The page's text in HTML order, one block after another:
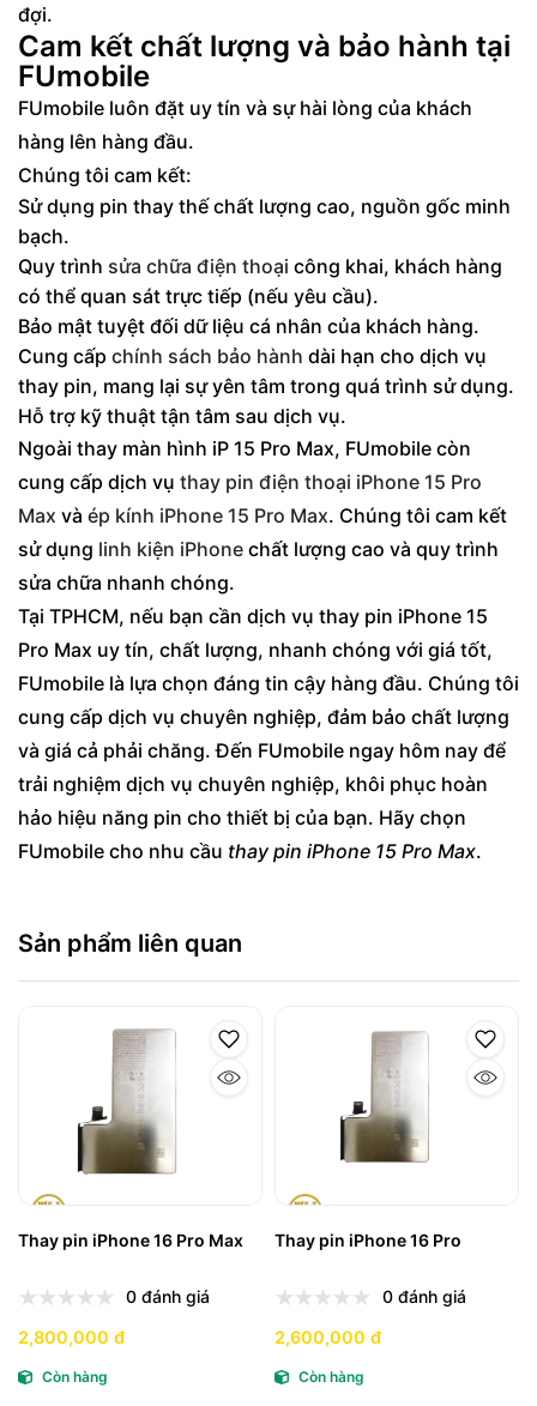
đợi.
Cam kết chất lượng và bảo hành tại
FUmobile
FUmobile luôn đặt uy tín và sự hài lòng của khách
hàng lên hàng đầu.
Chúng tôi cam kết:
Sử dụng pin thay thế chất lượng cao, nguồn gốc minh
bạch.
Quy trình sửa chữa điện thoại công khai, khách hàng
có thể quan sát trực tiếp (nếu yêu cầu).
Bảo mật tuyệt đối dữ liệu cá nhân của khách hàng.
Cung cấp chính sách bảo hành dài hạn cho dịch vụ
thay pin, mang lại sự yên tâm trong quá trình sử dụng.
Hỗ trợ kỹ thuật tận tâm sau dịch vụ.
Ngoài thay màn hình iP 15 Pro Max, FUmobile còn
cung cấp dịch vụ thay pin điện thoại iPhone 15 Pro
Max và ép kính iPhone 15 Pro Max. Chúng tôi cam kết
sử dụng linh kiện iPhone chất lượng cao và quy trình
sửa chữa nhanh chóng.
Tại TPHCM, nếu bạn cần dịch vụ thay pin iPhone 15
Pro Max uy tín, chất lượng, nhanh chóng với giá tốt,
FUmobile là lựa chọn đáng tin cậy hàng đầu. Chúng tôi
cung cấp dịch vụ chuyên nghiệp, đảm bảo chất lượng
và giá cả phải chăng. Đến FUmobile ngay hôm nay để
trải nghiệm dịch vụ chuyên nghiệp, khôi phục hoàn
hảo hiệu năng pin cho thiết bị của bạn. Hãy chọn
FUmobile cho nhu cầu thay pin iPhone 15 Pro Max.
Sản phẩm liên quan
Thay pin iPhone 16 Pro Max
0 đánh giá
2,800,000 đ
Còn hàng
Thay pin iPhone 16 Pro
0 đánh giá
2,600,000 đ
Còn hàng